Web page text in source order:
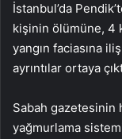
İstanbul’da
kişinin ölümüne, 4
yangın faciasına
ayrıntılar ortaya
Sabah
yağmurlama